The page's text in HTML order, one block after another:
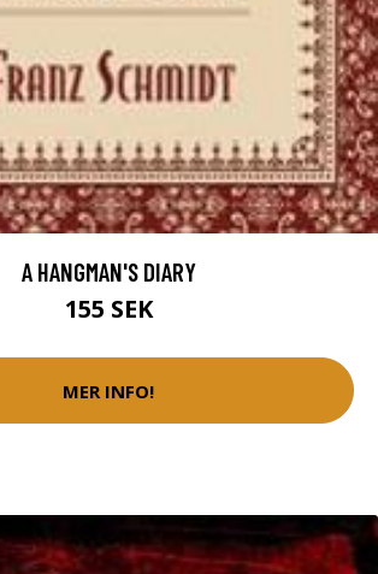
A HANGMAN'S DIARY
155 SEK
MER INFO!